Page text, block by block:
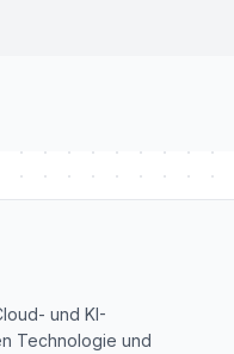
und KI-
Technologie und